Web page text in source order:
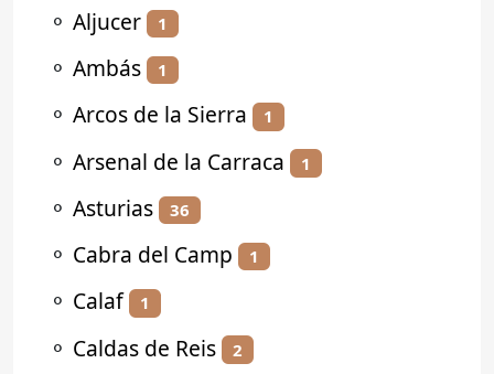
⚬ Aljucer 1
⚬ Ambás 1
⚬ Arcos de la Sierra 1
⚬ Arsenal de la Carraca 1
⚬ Asturias 36
⚬ Cabra del Camp 1
⚬ Calaf 1
⚬ Caldas de Reis 2